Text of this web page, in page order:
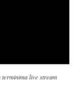
terminima live stream